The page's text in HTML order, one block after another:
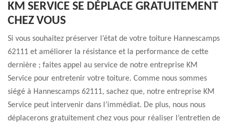
KM SERVICE SE DÉPLACE GRATUITEMENT
CHEZ VOUS
Si vous souhaitez préserver l’état de votre toiture Hannescamps
62111 et améliorer la résistance et la performance de cette
dernière ; faites appel au service de notre entreprise KM
Service pour entretenir votre toiture. Comme nous sommes
siégé à Hannescamps 62111, sachez que, notre entreprise KM
Service peut intervenir dans l’immédiat. De plus, nous nous
déplacerons gratuitement chez vous pour réaliser l’entretien de